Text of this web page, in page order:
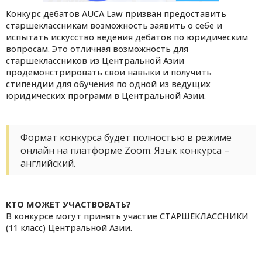
Конкурс дебатов AUCA Law призван предоставить
старшеклассникам возможность заявить о себе и
испытать искусство ведения дебатов по юридическим
вопросам. Это отличная возможность для
старшеклассников из Центральной Азии
продемонстрировать свои навыки и получить
стипендии для обучения по одной из ведущих
юридических программ в Центральной Азии.
Формат конкурса будет полностью в режиме
онлайн на платформе Zoom. Язык конкурса –
английский.
КТО МОЖЕТ УЧАСТВОВАТЬ?
В конкурсе могут принять участие СТАРШЕКЛАССНИКИ
(11 класс) Центральной Азии.